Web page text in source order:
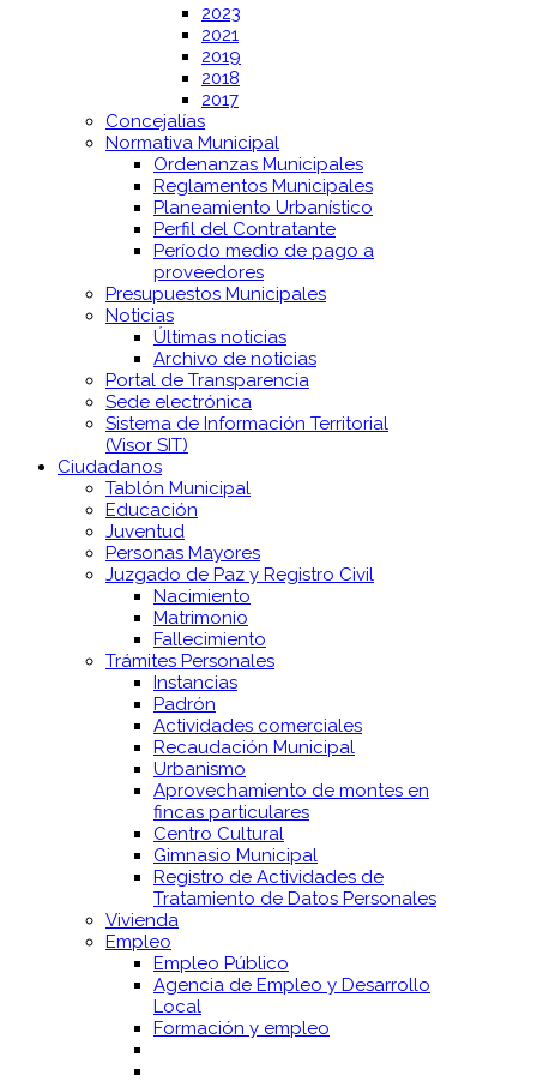
2023
2021
2019
2018
2017
Concejalías
Normativa Municipal
Ordenanzas Municipales
Reglamentos Municipales
Planeamiento Urbanístico
Perfil del Contratante
Período medio de pago a
proveedores
Presupuestos Municipales
Noticias
Últimas noticias
Archivo de noticias
Portal de Transparencia
Sede electrónica
Sistema de Información Territorial
(Visor SIT)
Ciudadanos
Tablón Municipal
Educación
Juventud
Personas Mayores
Juzgado de Paz y Registro Civil
Nacimiento
Matrimonio
Fallecimiento
Trámites Personales
Instancias
Padrón
Actividades comerciales
Recaudación Municipal
Urbanismo
Aprovechamiento de montes en
fincas particulares
Centro Cultural
Gimnasio Municipal
Registro de Actividades de
Tratamiento de Datos Personales
Vivienda
Empleo
Empleo Público
Agencia de Empleo y Desarrollo
Local
Formación y empleo